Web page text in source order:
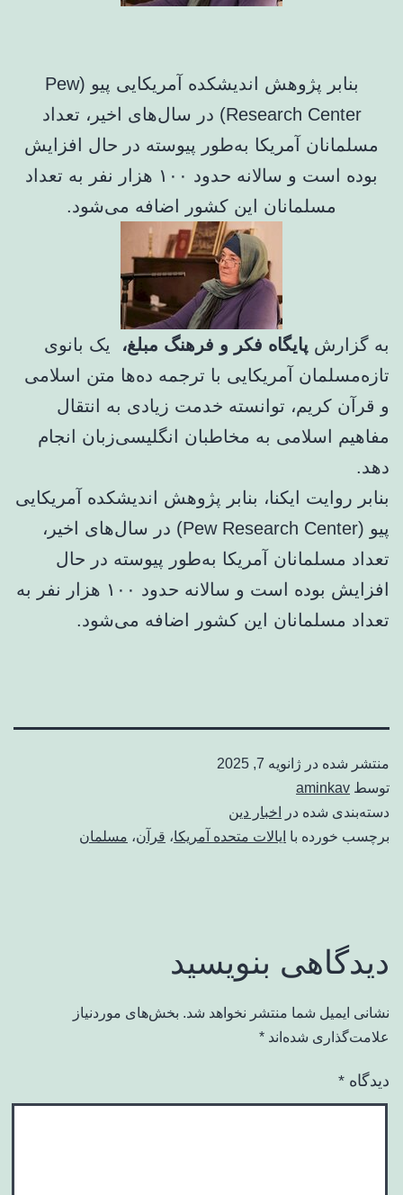
بنابر پژوهش اندیشکده آمریکایی پیو (Pew
Research Center) در سال‌های اخیر، تعداد
مسلمانان آمریکا به‌طور پیوسته در حال افزایش
بوده است و سالانه حدود ۱۰۰ هزار نفر به تعداد
مسلمانان این کشور اضافه می‌شود.
به گزارش پایگاه فکر و فرهنگ مبلغ، یک بانوی
تازه‌مسلمان آمریکایی با ترجمه ده‌ها متن اسلامی
و قرآن کریم، توانسته خدمت زیادی به انتقال
مفاهیم اسلامی به مخاطبان انگلیسی‌زبان انجام
دهد.
بنابر روایت ایکنا، بنابر پژوهش اندیشکده آمریکایی
پیو (Pew Research Center) در سال‌های اخیر،
تعداد مسلمانان آمریکا به‌طور پیوسته در حال
افزایش بوده است و سالانه حدود ۱۰۰ هزار نفر به
تعداد مسلمانان این کشور اضافه می‌شود.
منتشر شده در ژانویه 7, 2025
توسط aminkav
دسته‌بندی شده در
اخبار دین
برچسب خورده با ایالات متحده آمریکا، قرآن، مسلمان
دیدگاهی بنویسید
نشانی ایمیل شما منتشر نخواهد شد. بخش‌های موردنیاز
علامت‌گذاری شده‌اند *
دیدگاه *